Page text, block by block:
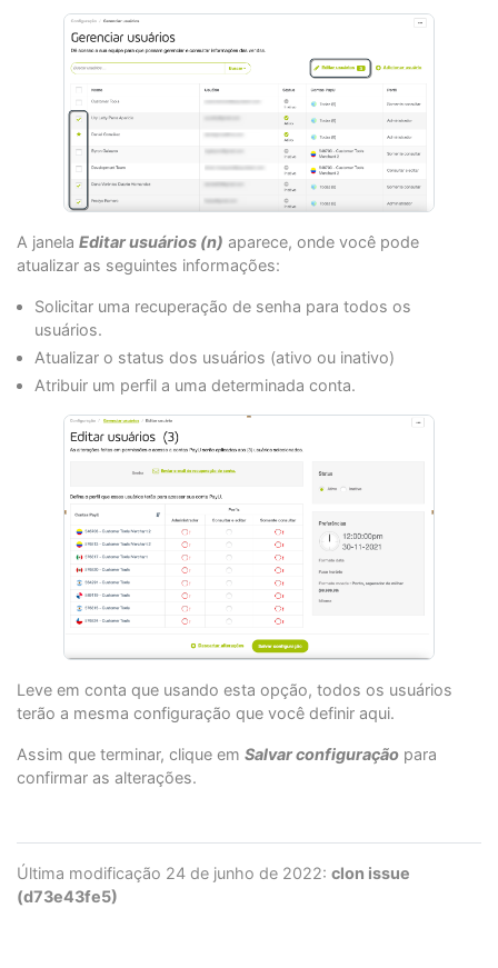
A janela Editar usuários (n) aparece, onde você pode
atualizar as seguintes informações:
Solicitar uma recuperação de senha para todos os
usuários.
Atualizar o status dos usuários (ativo ou inativo)
Atribuir um perfil a uma determinada conta.
Leve em conta que usando esta opção, todos os usuários
terão a mesma configuração que você definir aqui.
Assim que terminar, clique em Salvar configuração para
confirmar as alterações.
Última modificação 24 de junho de 2022: clon issue
(d73e43fe5)